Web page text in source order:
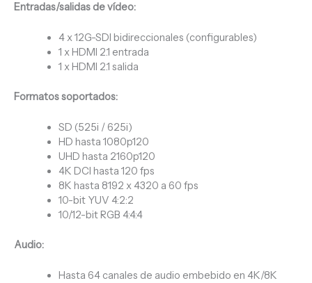
Entradas/salidas de vídeo:
4 x 12G-SDI bidireccionales (configurables)
1 x HDMI 2.1 entrada
1 x HDMI 2.1 salida
Formatos soportados:
SD (525i / 625i)
HD hasta 1080p120
UHD hasta 2160p120
4K DCI hasta 120 fps
8K hasta 8192 x 4320 a 60 fps
10-bit YUV 4:2:2
10/12-bit RGB 4:4:4
Audio:
Hasta 64 canales de audio embebido en 4K/8K